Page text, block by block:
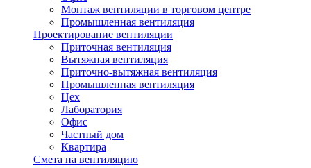
Монтаж вентиляции в торговом центре
Промышленная вентиляция
Проектирование вентиляции
Приточная вентиляция
Вытяжная вентиляция
Приточно-вытяжная вентиляция
Промышленная вентиляция
Цех
Лаборатория
Офис
Частный дом
Квартира
Смета на вентиляцию